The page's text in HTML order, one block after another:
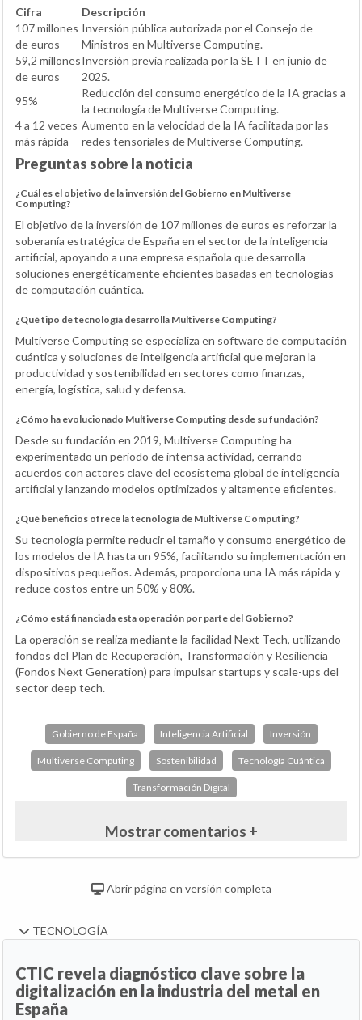
Cifra
Descripción
107 millones
de euros
Inversión pública autorizada por el Consejo de
Ministros en Multiverse Computing.
59,2 millones
de euros
Inversión previa realizada por la SETT en junio de
2025.
95%
Reducción del consumo energético de la IA gracias a
la tecnología de Multiverse Computing.
4 a 12 veces
más rápida
Aumento en la velocidad de la IA facilitada por las
redes tensoriales de Multiverse Computing.
Preguntas sobre la noticia
¿Cuál es el objetivo de la inversión del Gobierno en Multiverse
Computing?
El objetivo de la inversión de 107 millones de euros es reforzar la
soberanía estratégica de España en el sector de la inteligencia
artificial, apoyando a una empresa española que desarrolla
soluciones energéticamente eficientes basadas en tecnologías
de computación cuántica.
¿Qué tipo de tecnología desarrolla Multiverse Computing?
Multiverse Computing se especializa en software de computación
cuántica y soluciones de inteligencia artificial que mejoran la
productividad y sostenibilidad en sectores como finanzas,
energía, logística, salud y defensa.
¿Cómo ha evolucionado Multiverse Computing desde su fundación?
Desde su fundación en 2019, Multiverse Computing ha
experimentado un periodo de intensa actividad, cerrando
acuerdos con actores clave del ecosistema global de inteligencia
artificial y lanzando modelos optimizados y altamente eficientes.
¿Qué beneficios ofrece la tecnología de Multiverse Computing?
Su tecnología permite reducir el tamaño y consumo energético de
los modelos de IA hasta un 95%, facilitando su implementación en
dispositivos pequeños. Además, proporciona una IA más rápida y
reduce costos entre un 50% y 80%.
¿Cómo está financiada esta operación por parte del Gobierno?
La operación se realiza mediante la facilidad Next Tech, utilizando
fondos del Plan de Recuperación, Transformación y Resiliencia
(Fondos Next Generation) para impulsar startups y scale-ups del
sector deep tech.
Gobierno de España Inteligencia Artificial Inversión
Multiverse Computing Sostenibilidad Tecnología Cuántica
Transformación Digital
Mostrar comentarios +
Abrir página en versión completa
TECNOLOGÍA
CTIC revela diagnóstico clave sobre la
digitalización en la industria del metal en
España